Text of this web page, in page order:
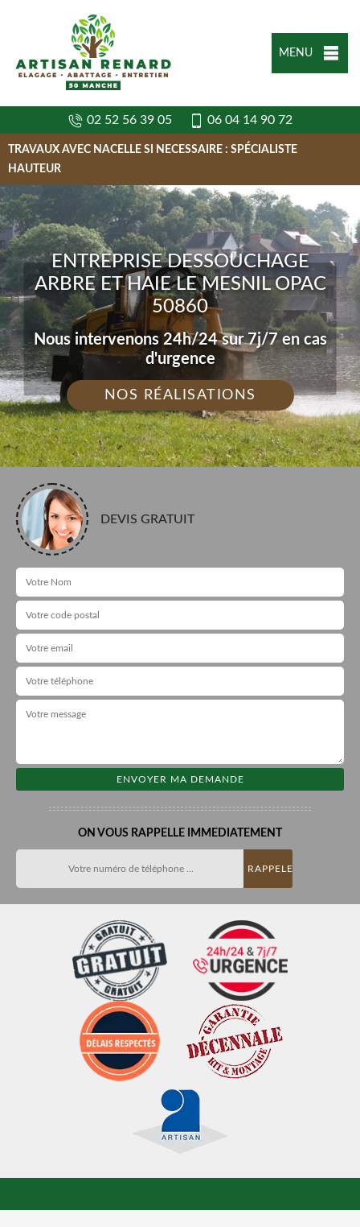
MENU
02 52 56 39 05 06 04 14 90 72
TRAVAUX AVEC NACELLE SI NECESSAIRE : SPÉCIALISTE
HAUTEUR
ENTREPRISE DESSOUCHAGE
ARBRE ET HAIE LE MESNIL OPAC
50860
Nous intervenons 24h/24 sur 7j/7 en cas
d'urgence
NOS RÉALISATIONS
DEVIS GRATUIT
ON VOUS RAPPELLE IMMEDIATEMENT